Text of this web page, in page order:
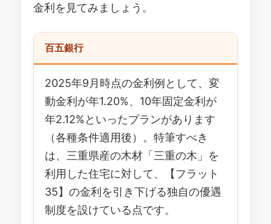
金利を見てみましょう。
百五銀行
2025年9月時点の金利例として、変
動金利が年1.20%、10年固定金利が
年2.12%といったプランがあります
（各種条件適用後）。特筆すべき
は、三重県産の木材「三重の木」を
利用した住宅に対して、【フラット
35】の金利を引き下げる独自の優遇
制度を設けている点です。